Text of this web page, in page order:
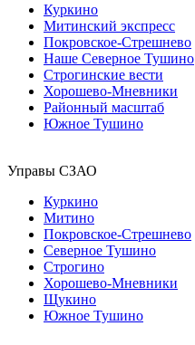
Куркино
Митинский экспресс
Покровское-Стрешнево
Наше Северное Тушино
Строгинские вести
Хорошево-Мневники
Районный масштаб
Южное Тушино
Управы СЗАО
Куркино
Митино
Покровское-Стрешнево
Северное Тушино
Строгино
Хорошево-Мневники
Щукино
Южное Тушино